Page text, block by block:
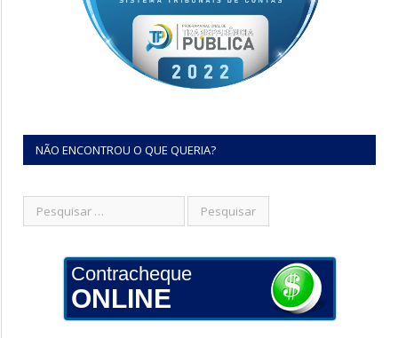
NÃO ENCONTROU O QUE QUERIA?
Contracheque
ONLINE